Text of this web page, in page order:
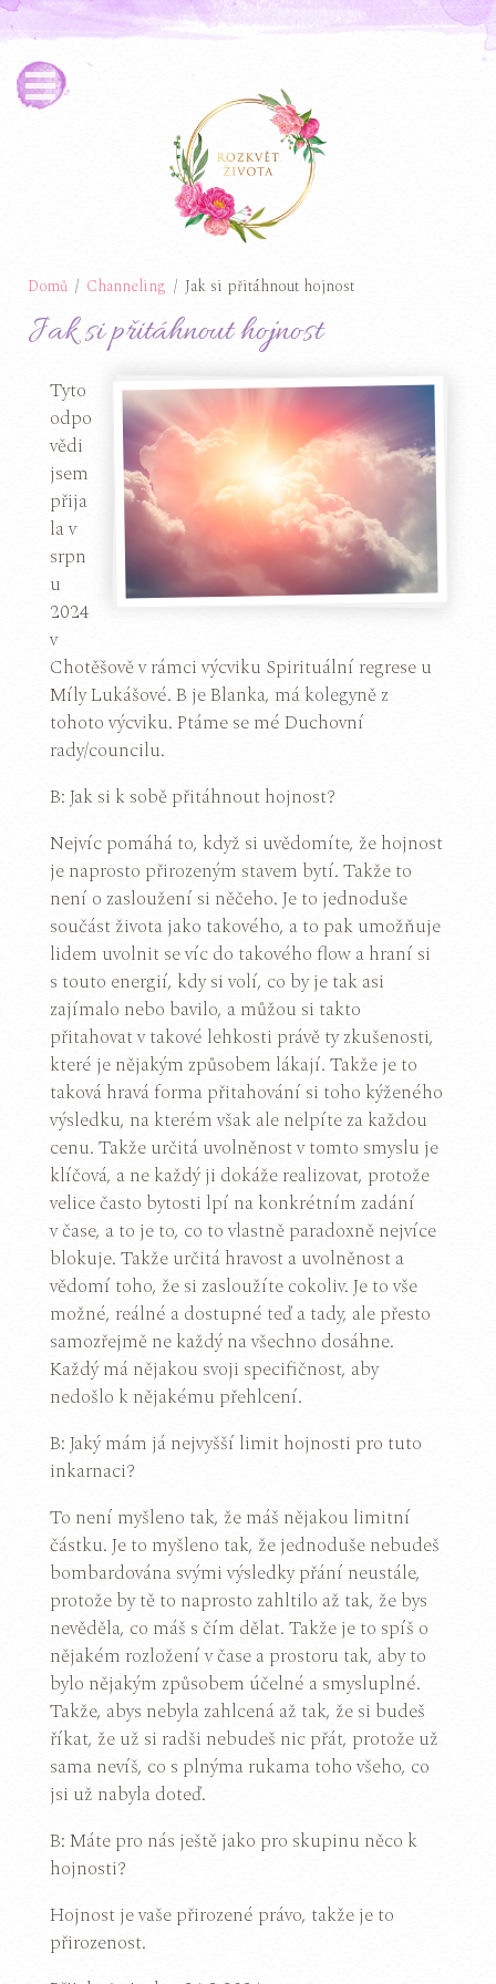
Domů Channeling Jak si přitáhnout hojnost
Jak si přitáhnout hojnost
Tyto
odpo
vědi
jsem
přija
la v
srpn
u
2024
v
Chotěšově v rámci výcviku Spirituální regrese u
Míly Lukášové. B je Blanka, má kolegyně z
tohoto výcviku. Ptáme se mé Duchovní
rady/councilu.
B: Jak si k sobě přitáhnout hojnost?
Nejvíc pomáhá to, když si uvědomíte, že hojnost
je naprosto přirozeným stavem bytí. Takže to
není o zasloužení si něčeho. Je to jednoduše
součást života jako takového, a to pak umožňuje
lidem uvolnit se víc do takového flow a hraní si
s touto energií, kdy si volí, co by je tak asi
zajímalo nebo bavilo, a můžou si takto
přitahovat v takové lehkosti právě ty zkušenosti,
které je nějakým způsobem lákají. Takže je to
taková hravá forma přitahování si toho kýženého
výsledku, na kterém však ale nelpíte za každou
cenu. Takže určitá uvolněnost v tomto smyslu je
klíčová, a ne každý ji dokáže realizovat, protože
velice často bytosti lpí na konkrétním zadání
v čase, a to je to, co to vlastně paradoxně nejvíce
blokuje. Takže určitá hravost a uvolněnost a
vědomí toho, že si zasloužíte cokoliv. Je to vše
možné, reálné a dostupné teď a tady, ale přesto
samozřejmě ne každý na všechno dosáhne.
Každý má nějakou svoji specifičnost, aby
nedošlo k nějakému přehlcení.
B: Jaký mám já nejvyšší limit hojnosti pro tuto
inkarnaci?
To není myšleno tak, že máš nějakou limitní
částku. Je to myšleno tak, že jednoduše nebudeš
bombardována svými výsledky přání neustále,
protože by tě to naprosto zahltilo až tak, že bys
nevěděla, co máš s čím dělat. Takže je to spíš o
nějakém rozložení v čase a prostoru tak, aby to
bylo nějakým způsobem účelné a smysluplné.
Takže, abys nebyla zahlcená až tak, že si budeš
říkat, že už si radši nebudeš nic přát, protože už
sama nevíš, co s plnýma rukama toho všeho, co
jsi už nabyla doteď.
B: Máte pro nás ještě jako pro skupinu něco k
hojnosti?
Hojnost je vaše přirozené právo, takže je to
přirozenost.